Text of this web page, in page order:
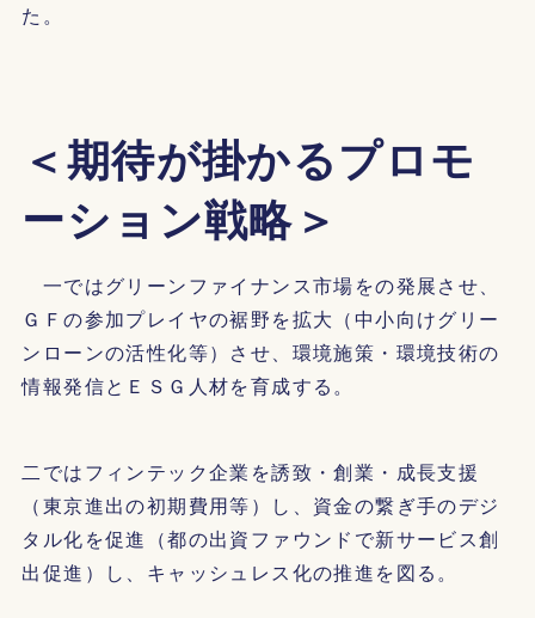
た。
＜期待が掛かるプロモ
ーション戦略＞
一ではグリーンファイナンス市場をの発展させ、
ＧＦの参加プレイヤの裾野を拡大（中小向けグリー
ンローンの活性化等）させ、環境施策・環境技術の
情報発信とＥＳＧ人材を育成する。
二ではフィンテック企業を誘致・創業・成長支援
（東京進出の初期費用等）し、資金の繋ぎ手のデジ
タル化を促進（都の出資ファウンドで新サービス創
出促進）し、キャッシュレス化の推進を図る。